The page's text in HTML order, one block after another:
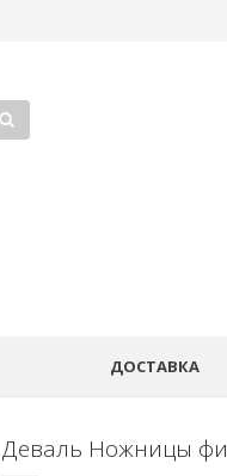
ДОСТАВКА
Деваль Ножницы